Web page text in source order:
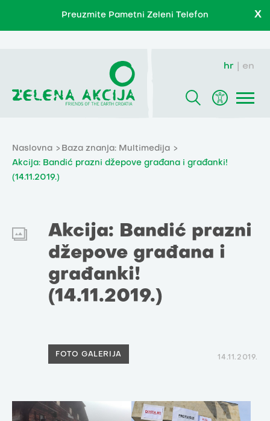
Preuzmite Pametni Zeleni Telefon X
hr en
Naslovna
Baza znanja: Multimedija
Akcija: Bandić prazni džepove građana i građanki!
(14.11.2019.)
Akcija: Bandić prazni
džepove građana i
građanki!
(14.11.2019.)
FOTO GALERIJA 14.11.2019.